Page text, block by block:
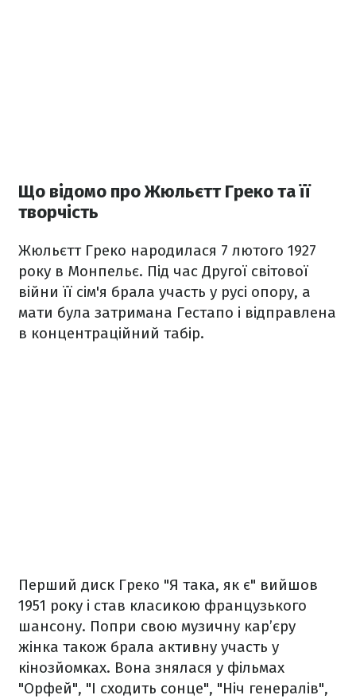
Що відомо про Жюльєтт Греко та її
творчість
Жюльєтт Греко народилася 7 лютого 1927
року в Монпельє. Під час Другої світової
війни її сім'я брала участь у русі опору, а
мати була затримана Гестапо і відправлена
в концентраційний табір.
Перший диск Греко "Я така, як є" вийшов
1951 року і став класикою французького
шансону. Попри свою музичну кар’єру
жінка також брала активну участь у
кінозйомках. Вона знялася у фільмах
"Орфей", "І сходить сонце", "Ніч генералів",